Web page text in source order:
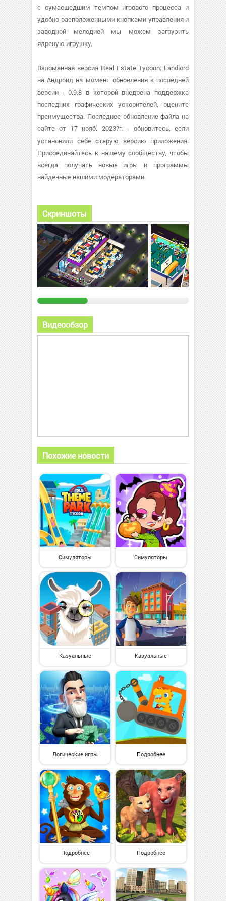
с сумасшедшим темпом игрового процесса и
удобно расположенными кнопками управления и
заводной мелодией мы можем загрузить
ядреную игрушку.
Взломанная версия Real Estate Tycoon: Landlord
на Андроид на момент обновления к последней
версии - 0.9.8 в которой внедрена поддержка
последних графических ускорителей, оцените
преимущества. Последнее обновление файла на
сайте от 17 нояб. 2023?г. - обновитесь, если
установили себе старую версию приложения.
Присоединяйтесь к нашему сообществу, чтобы
всегда получать новые игры и программы
найденные нашими модераторами.
Скриншоты
Видеообзор
Похожие новости
Симуляторы Симуляторы
Казуальные Казуальные
Логические игры Подробнее
Подробнее Подробнее